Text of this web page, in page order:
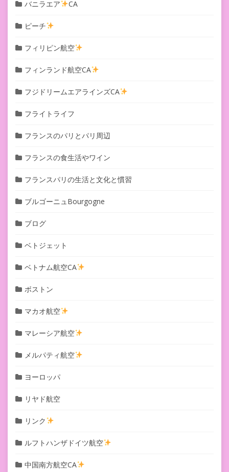
バニラエア CA
ピーチ
フィリピン航空
フィンランド航空CA
フジドリームエアラインズCA
フライトライフ
フランスのパリとパリ周辺
フランスの食生活やワイン
フランスパリの生活と文化と慣習
ブルゴーニュBourgogne
ブログ
ベトジェット
ベトナム航空CA
ボストン
マカオ航空
マレーシア航空
メルパティ航空
ヨーロッパ
リヤド航空
リンク
ルフトハンザドイツ航空
中国南方航空CA